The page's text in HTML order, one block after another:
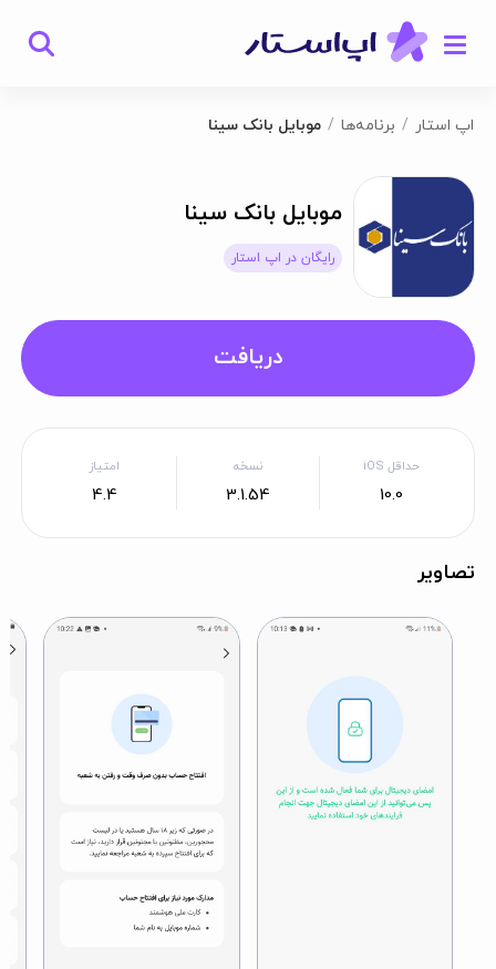
اپ استار برنامه‌ها موبایل بانک سینا
موبایل بانک سینا
رایگان در اپ استار
دریافت
حداقل iOS
10.0
نسخه
3.1.54
امتیاز
4.4
تصاویر